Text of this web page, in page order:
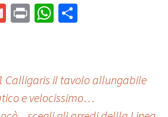
G
l
Pr W
sA
p
p
di
vi
di
Calligaris il tavolo allungabile
e velocissimo…